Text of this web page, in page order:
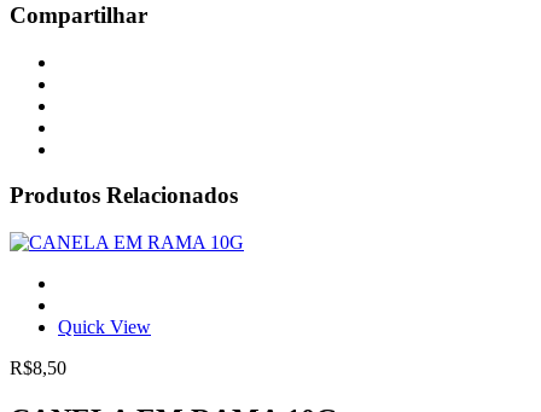
Compartilhar
Produtos Relacionados
Quick View
R$8,50